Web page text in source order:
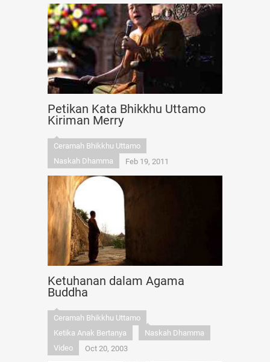
Petikan Kata Bhikkhu Uttamo
Kiriman Merry
Ceramah Bhikkhu Uttamo
Naskah Dhamma
Feb 19, 2011
Ketuhanan dalam Agama
Buddha
Ceramah Bhikkhu Uttamo
Ketika Anak Bertanya
Naskah Dhamma
Video
Oct 20, 2003